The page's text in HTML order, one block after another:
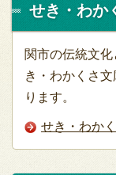
せき・わか
関市の伝統文
き・わかくさ
ります。
せき・わか